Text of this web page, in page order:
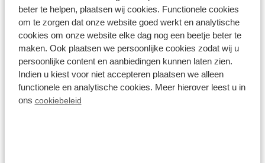
beter te helpen, plaatsen wij cookies. Functionele cookies
om te zorgen dat onze website goed werkt en analytische
cookies om onze website elke dag nog een beetje beter te
maken. Ook plaatsen we persoonlijke cookies zodat wij u
persoonlijke content en aanbiedingen kunnen laten zien.
Indien u kiest voor niet accepteren plaatsen we alleen
functionele en analytische cookies. Meer hierover leest u in
ons cookiebeleid
unserer Bungalowparks in Nordbrabant können Sie
dankkostenlosem WLANdie Heimatfront mit
lustigen Fotos auf dem Laufenden halten. Auch Ihr
treuer vierbeiniger Freund ist bei uns herzlich
willkommen.Urlaubserinnerungen schaffen ist
etwas, das wir gemeinsam tun